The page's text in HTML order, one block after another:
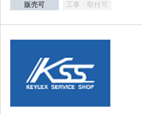
販売可 工事・取付可